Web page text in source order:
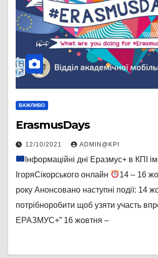
ВАЖЛИВО
ErasmusDays
12/10/2021 ADMIN@KPI
Інформаційні дні Еразмус+ в КПІ
ІгоряСікорського онлайн
14 – 16
року Анонсовано наступні події: 14
потрібноробити щоб узяти участь
ЕРАЗМУС+” 16 жовтня –